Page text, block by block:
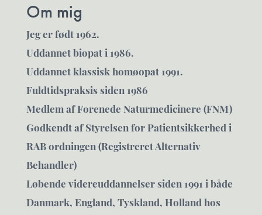
Om mig
Jeg er født 1962.
Uddannet biopat i 1986.
Uddannet klassisk homøopat 1991.
Fuldtidspraksis siden 1986
Medlem af Forenede Naturmedicinere (FNM)
Godkendt af Styrelsen for Patientsikkerhed i
RAB ordningen (Registreret Alternativ
Behandler)
Løbende videreuddannelser siden 1991 i både
Danmark, England, Tyskland, Holland hos